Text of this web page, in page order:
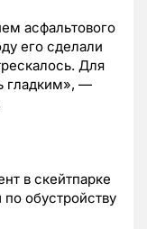
асфальтового
его сделали
Для
гладким», —
в скейтпарке
обустройству